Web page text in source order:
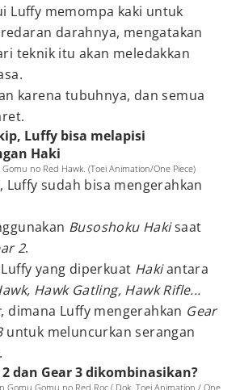
Luffy memompa kaki untuk
darahnya, mengatakan
teknik itu akan meledakkan
karena tubuhnya, dan semua
Luffy bisa melapisi
Haki
no Red Hawk. (Toei Animation/One Piece)
, Luffy sudah bisa mengerahkan
Busoshoku Hakisaat
2.
Luffy yang diperkuat Hakiantara
Hawk Gatling, Hawk Rifle...
, dimana Luffy mengerahkan Gear
untuk meluncurkan serangan
dan Gear 3 dikombinasikan?
Gomu Gomu no Red Roc ( Dok. Toei Animation / One